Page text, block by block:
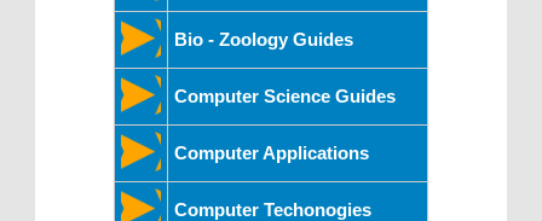
Bio - Zoology Guides
Computer Science Guides
Computer Applications
Computer Techonogies